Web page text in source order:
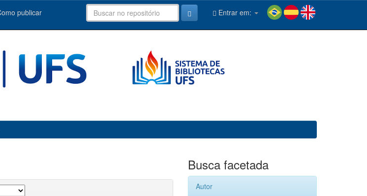
publicar Entrar em:
Busca facetada
Autor